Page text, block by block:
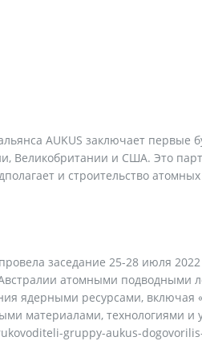
AUKUS заключает первые
Великобритании и США. Это
и строительство
заседание 25-28 июля
атомными подводными
ядерными ресурсами, включая
материалами, технологиями и
gruppy-aukus-